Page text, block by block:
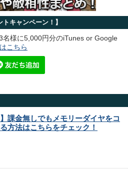
トキャンペーン！】
名様に5,000円分のiTunes or Google
こちら
】課金無しでもメモリーダイヤをコ
方法はこちらをチェック！